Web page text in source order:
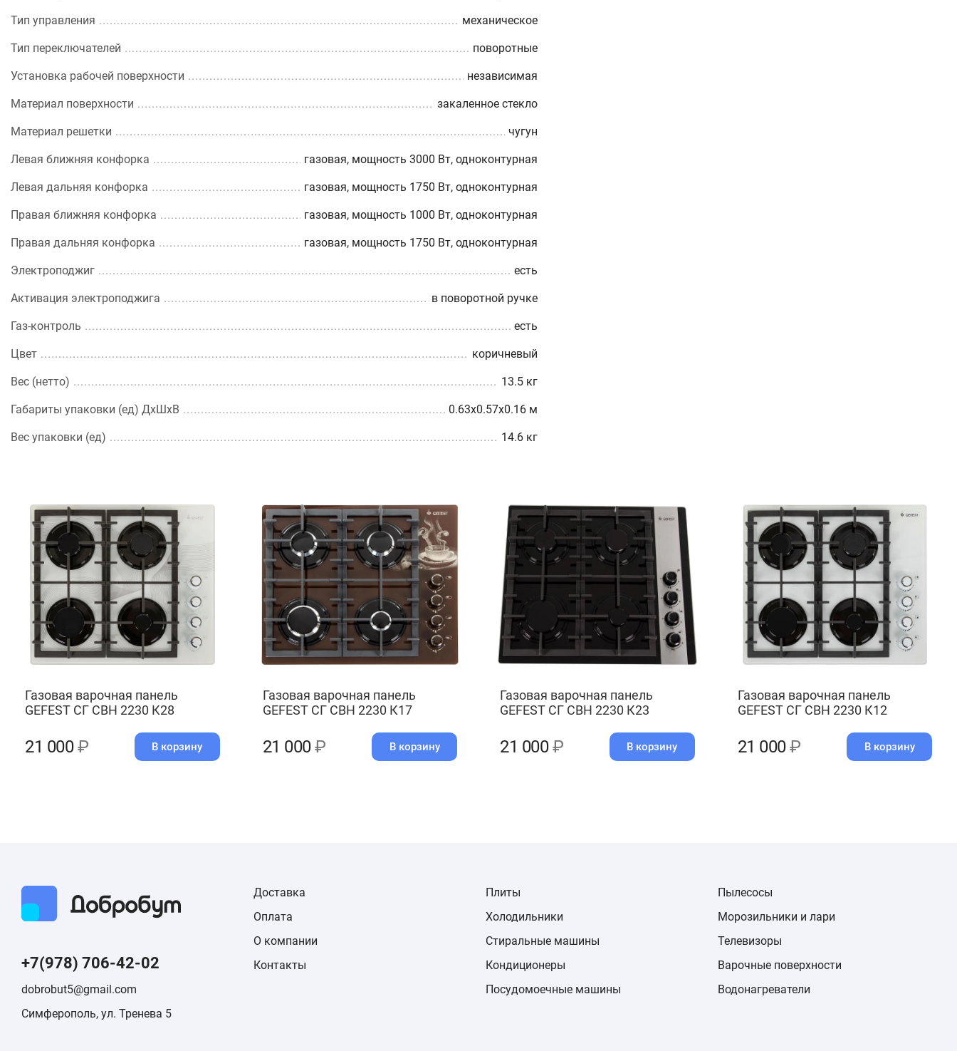
Тип управления механическое
Тип переключателей поворотные
Установка рабочей поверхности независимая
Материал поверхности закаленное стекло
Материал решетки чугун
Левая ближняя конфорка газовая, мощность 3000 Вт, одноконтурная
Левая дальняя конфорка газовая, мощность 1750 Вт, одноконтурная
Правая ближняя конфорка газовая, мощность 1000 Вт, одноконтурная
Правая дальняя конфорка газовая, мощность 1750 Вт, одноконтурная
Электроподжиг есть
Активация электроподжига в поворотной ручке
Газ-контроль есть
Цвет коричневый
Вес (нетто) 13.5 кг
Габариты упаковки (ед) ДхШхВ 0.63x0.57x0.16 м
Вес упаковки (ед) 14.6 кг
Газовая варочная панель
GEFEST СГ СВН 2230 К28
21 000₽ В корзину
Газовая варочная панель
GEFEST СГ СВН 2230 К17
21 000₽ В корзину
Газовая варочная панель
GEFEST СГ СВН 2230 К23
21 000₽ В корзину
Газовая варочная панель
GEFEST СГ СВН 2230 К12
21 000₽ В корзину
+7(978) 706-42-02
dobrobut5@gmail.com
Симферополь, ул. Тренева 5
Доставка
Оплата
О компании
Контакты
Плиты
Холодильники
Стиральные машины
Кондиционеры
Посудомоечные машины
Пылесосы
Морозильники и лари
Телевизоры
Варочные поверхности
Водонагреватели